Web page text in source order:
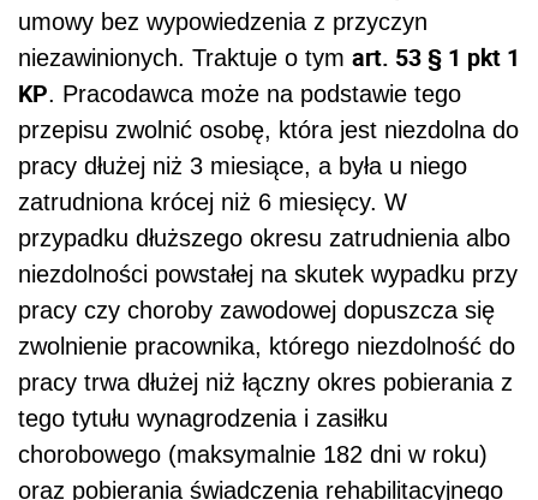
umowy bez wypowiedzenia z przyczyn
niezawinionych. Traktuje o tym art. 53 § 1 pkt 1
KP. Pracodawca może na podstawie tego
przepisu zwolnić osobę, która jest niezdolna do
pracy dłużej niż 3 miesiące, a była u niego
zatrudniona krócej niż 6 miesięcy. W
przypadku dłuższego okresu zatrudnienia albo
niezdolności powstałej na skutek wypadku przy
pracy czy choroby zawodowej dopuszcza się
zwolnienie pracownika, którego niezdolność do
pracy trwa dłużej niż łączny okres pobierania z
tego tytułu wynagrodzenia i zasiłku
chorobowego (maksymalnie 182 dni w roku)
oraz pobierania świadczenia rehabilitacyjnego